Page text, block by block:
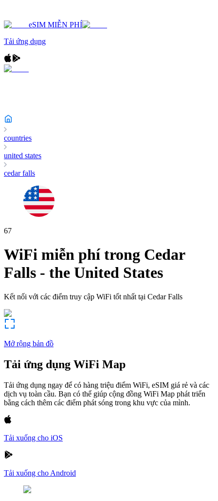
eSIM MIỄN PHÍ
Tải ứng dụng
countries
united states
cedar falls
67
WiFi miễn phí trong Cedar
Falls - the United States
Kết nối với các điểm truy cập WiFi tốt nhất tại Cedar Falls
Mở rộng bản đồ
Tải ứng dụng WiFi Map
Tải ứng dụng ngay để có hàng triệu điểm WiFi, eSIM giá rẻ và các
dịch vụ toàn cầu. Bạn có thể giúp cộng đồng WiFi Map phát triển
bằng cách thêm các điểm phát sóng trong khu vực của mình.
Tải xuống cho iOS
Tải xuống cho Android